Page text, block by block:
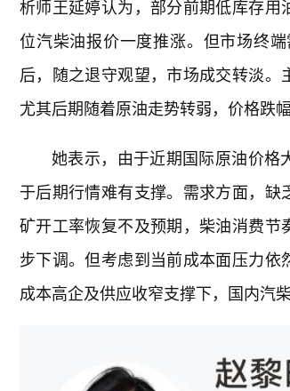
析师王延婷认为，部分前期低库存
位汽柴油报价一度推涨。但市场终
后，随之退守观望，市场成交转淡。
尤其后期随着原油走势转弱，价格跌幅
她表示，由于近期国际原油价格
于后期行情难有支撑。需求方面，
矿开工率恢复不及预期，柴油消费
步下调。但考虑到当前成本面压力依
成本高企及供应收窄支撑下，国内汽